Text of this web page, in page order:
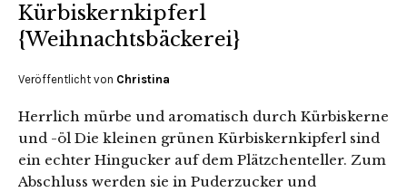
Kürbiskernkipferl
{Weihnachtsbäckerei}
Veröffentlicht von Christina
Herrlich mürbe und aromatisch durch Kürbiskerne
und -öl Die kleinen grünen Kürbiskernkipferl sind
ein echter Hingucker auf dem Plätzchenteller. Zum
Abschluss werden sie in Puderzucker und